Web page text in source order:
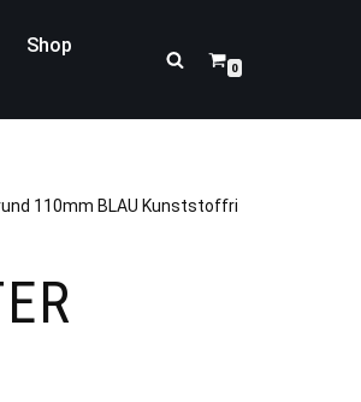
Shop
0
110mm BLAU Kunststoffring fein und edel